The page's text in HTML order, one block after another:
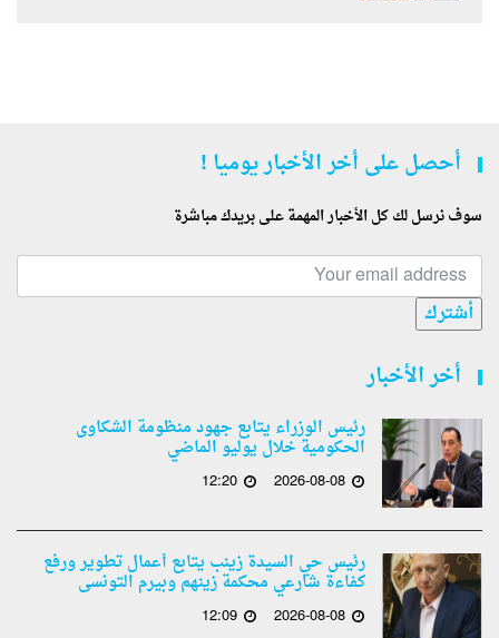
أحصل على أخر الأخبار يوميا !
سوف نرسل لك كل الأخبار المهمة على بريدك مباشرة
أشترك
أخر الأخبار
رئيس الوزراء يتابع جهود منظومة الشكاوى
الحكومية خلال يوليو الماضي
2026-08-08
12:20
رئيس حي السيدة زينب يتابع أعمال تطوير ورفع
كفاءة شارعي محكمة زينهم وبيرم التونسى
2026-08-08
12:09